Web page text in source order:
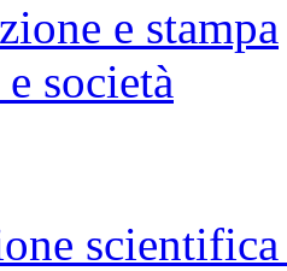
e stampa
società